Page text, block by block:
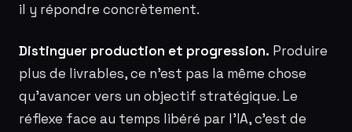
il y répondre concrètement.
Distinguer production et progression. Produire
plus de livrables, ce n’est pas la même chose
qu’avancer vers un objectif stratégique. Le
réflexe face au temps libéré par l’IA, c’est de